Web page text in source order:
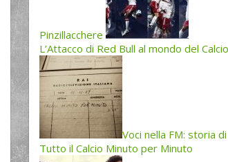
Pinzillacchere
L’Attacco di Red Bull al mondo del Calcio
Voci nella FM: storia di
Tutto il Calcio Minuto per Minuto